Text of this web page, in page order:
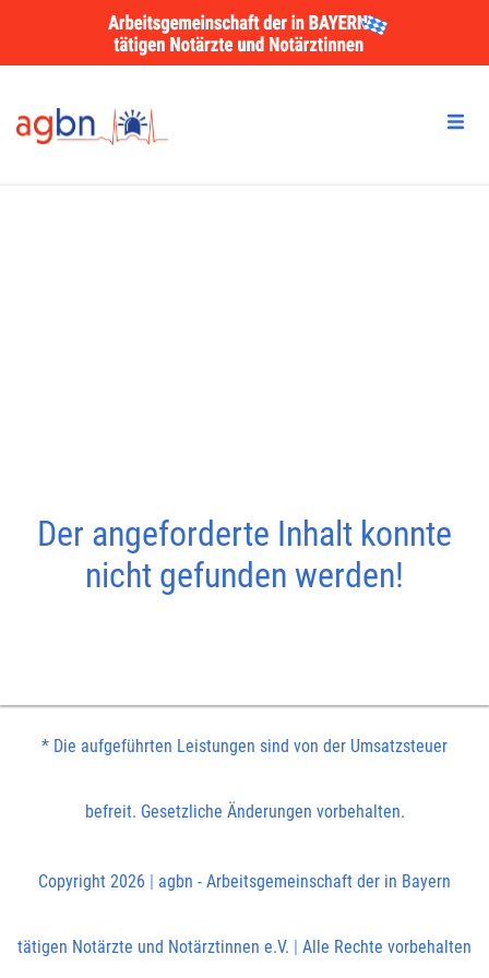
Der angeforderte Inhalt konnte
nicht gefunden werden!
* Die aufgeführten Leistungen sind von der Umsatzsteuer
befreit. Gesetzliche Änderungen vorbehalten.
Copyright 2026 | agbn - Arbeitsgemeinschaft der in Bayern
tätigen Notärzte und Notärztinnen e.V. | Alle Rechte vorbehalten